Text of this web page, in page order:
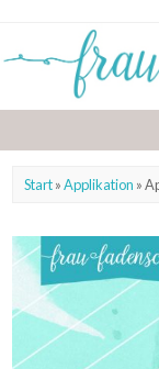
Start»Applikation »